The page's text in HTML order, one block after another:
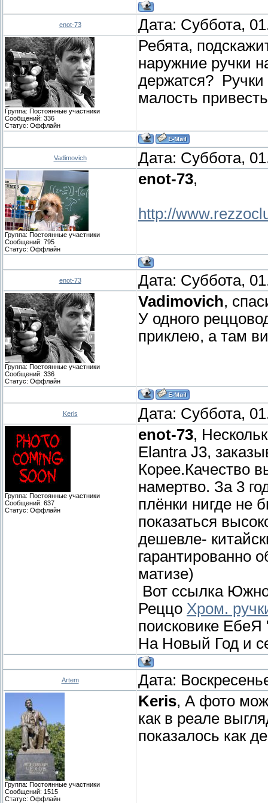
enot-73 Дата: Суббота,
Группа: Постоянные участники
Сообщений: 336
Статус: Оффлайн
Ребята,
наружние ручки
держатся?
малость
Vadimovich Дата: Суббота,
Группа: Постоянные участники
Сообщений: 795
Статус: Оффлайн
enot-73,
http://
enot-73 Дата: Суббота,
Группа: Постоянные участники
Сообщений: 336
Статус: Оффлайн
Vadimovich,
У одного
приклею, а там
Keris Дата: Суббота,
Группа: Постоянные участники
Сообщений: 637
Статус: Оффлайн
enot-73,
Elantra J3,
Корее.Качество
намертво. За 3
плёнки нигде не
показаться
дешевле-
гарантированно
матизе)
Вот ссылка
Реццо Хром.
поисковике
На Новый Год и
Artem Дата:
Группа: Постоянные участники
Сообщений: 1515
Статус: Оффлайн
Keris, А фото
как в реале
показалось как